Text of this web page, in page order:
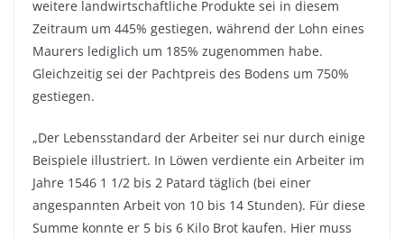
weitere landwirtschaftliche Produkte sei in diesem
Zeitraum um 445% gestiegen, während der Lohn eines
Maurers lediglich um 185% zugenommen habe.
Gleichzeitig sei der Pachtpreis des Bodens um 750%
gestiegen.
„Der Lebensstandard der Arbeiter sei nur durch einige
Beispiele illustriert. In Löwen verdiente ein Arbeiter im
Jahre 1546 1 1/2 bis 2 Patard täglich (bei einer
angespannten Arbeit von 10 bis 14 Stunden). Für diese
Summe konnte er 5 bis 6 Kilo Brot kaufen. Hier muss